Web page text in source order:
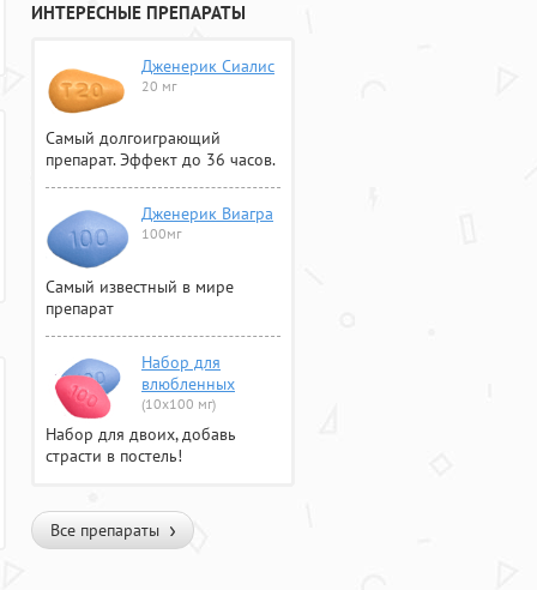
ИНТЕРЕСНЫЕ ПРЕПАРАТЫ
Дженерик Сиалис
20 мг
Самый долгоиграющий
препарат. Эффект до 36 часов.
Дженерик Виагра
100мг
Самый известный в мире
препарат
Набор для
влюбленных
(10х100 мг)
Набор для двоих, добавь
страсти в постель!
Все препараты